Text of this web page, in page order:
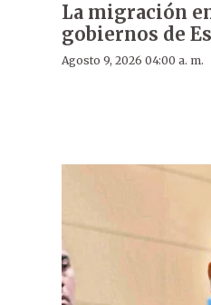
La migración
gobiernos de
Agosto 9, 2026 04:00 a. m.